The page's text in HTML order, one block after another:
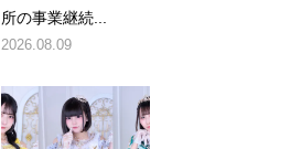
所の事業継続...
2026.08.09